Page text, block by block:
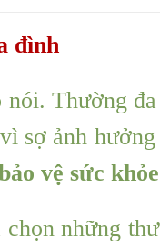
đình
Thường
sợ ảnh
vệ sức
những